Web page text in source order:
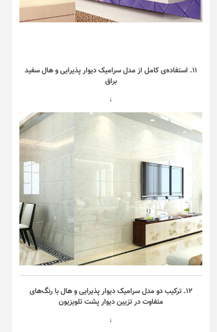
۱۱. استفاده‌ی کامل از مدل سرامیک دیوار پذیرایی و هال سفید
براق
↓
۱۲. ترکیب دو مدل سرامیک دیوار پذیرایی و هال با رنگ‌های
متفاوت در تزیین دیوار پشت تلویزیون
↓